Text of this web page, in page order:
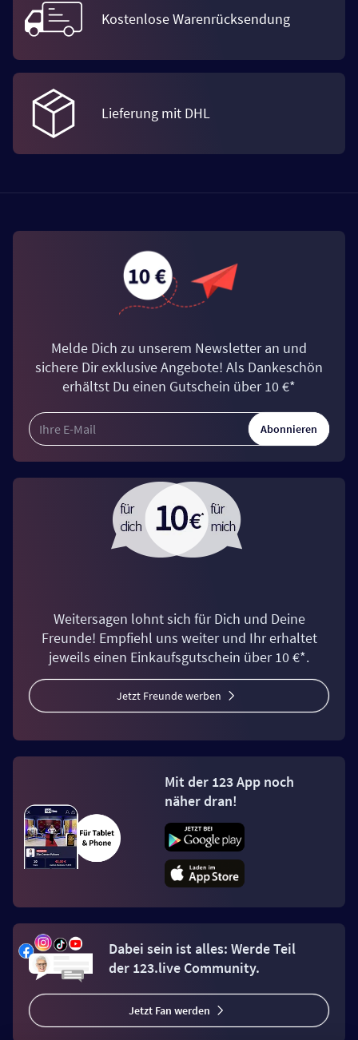
Kostenlose Warenrücksendung
Lieferung mit DHL
Melde Dich zu unserem Newsletter an und
sichere Dir exklusive Angebote! Als Dankeschön
erhältst Du einen Gutschein über 10 €*
Abonnieren
Weitersagen lohnt sich für Dich und Deine
Freunde! Empfiehl uns weiter und Ihr erhaltet
jeweils einen Einkaufsgutschein über 10 €*.
Jetzt Freunde werben
Mit der 123 App noch
näher dran!
Dabei sein ist alles: Werde Teil
der 123.live Community.
Jetzt Fan werden